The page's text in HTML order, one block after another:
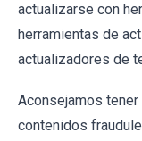
actualizarse con
herramientas de
actualizadores de
Aconsejamos tener
contenidos